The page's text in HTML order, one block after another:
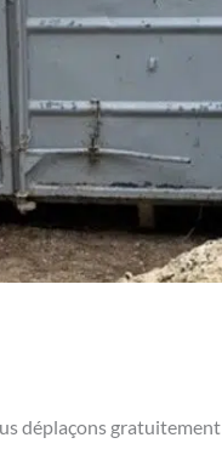
déplaçons gratuitement